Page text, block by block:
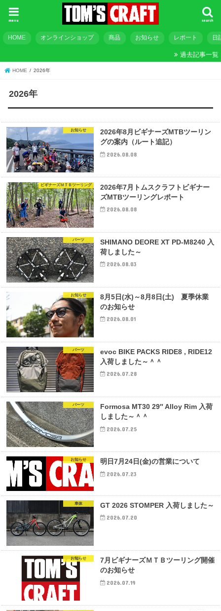
search
menu
HOME オンラインショップ 商品 お知らせ レポート 日
過去記事一覧
HOME 2026年
2026年
お知らせ
2026年8月ビギナーズMTBツーリン
グの案内（ルート追記）
2026.08.08
ビギナーズＭＴＢツーリング
2026年7月トムスクラフトビギナー
ズMTBツーリングレポート
2026.08.08
パーツ
SHIMANO DEORE XT PD-M8240 入
荷しました～
2026.08.03
お知らせ
8月5日(水)～8月8日(土) 夏季休業
のお知らせ
2026.08.01
パーツ
evoc BIKE PACKS RIDE8 , RIDE12
入荷しました～＾＾
2026.07.28
パーツ
Formosa MT30 29″ Alloy Rim 入荷
しました～＾＾
2026.07.25
お知らせ 明日7月24日(金)の営業について
2026.07.23
車体 GT 2026 STOMPER 入荷しました～
2026.07.20
お知らせ
7月ビギナーズＭＴＢツーリング開催
のお知らせ
2026.07.19